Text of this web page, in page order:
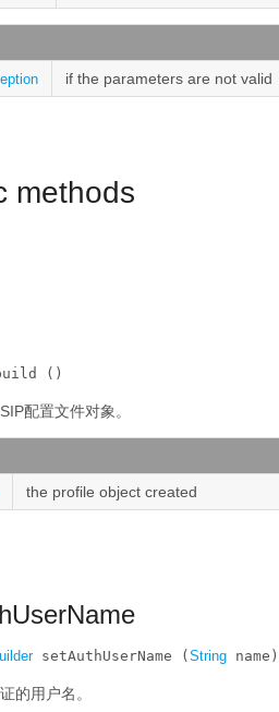
if the parameters are not valid
methods
()
配置文件对象。
the profile object created
setAuthUserName ( String name)
的用户名。